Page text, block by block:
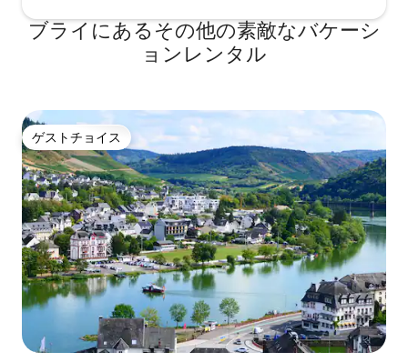
ブライにあるその他の素敵なバケーシ
ョンレンタル
ゲストチョイス
ゲストチョイス